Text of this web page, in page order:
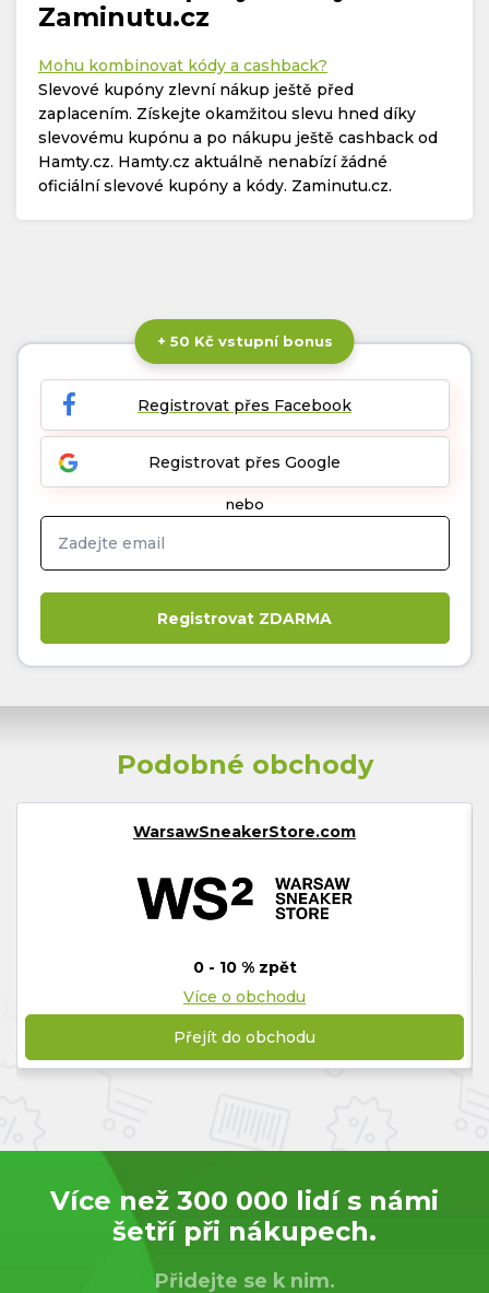
Zaminutu.cz
Mohu kombinovat kódy a cashback?
Slevové kupóny zlevní nákup ještě před
zaplacením. Získejte okamžitou slevu hned díky
slevovému kupónu a po nákupu ještě cashback od
Hamty.cz. Hamty.cz aktuálně nenabízí žádné
oficiální slevové kupóny a kódy. Zaminutu.cz.
+ 50 Kč vstupní bonus
Registrovat přes Facebook
Registrovat přes Google
nebo
Podobné obchody
WarsawSneakerStore.com
0 - 10 % zpět
Více o obchodu
Přejít do obchodu
Více než 300 000 lidí s námi
šetří při nákupech.
Přidejte se k nim.